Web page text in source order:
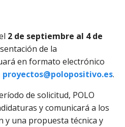
2 de septiembre al 4 de
de la
en formato electrónico
proyectos@polopositivo.es.
de solicitud, POLO
y comunicará a los
y una propuesta técnica y